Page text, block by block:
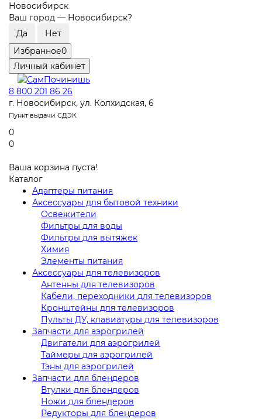
Новосибирск
Ваш город — Новосибирск?
Избранное0
Личный кабинет
8 800 201 86 26
г. Новосибирск, ул. Колхидская, 6
Пункт выдачи СДЭК
0
0
Ваша корзина пуста!
Каталог
Адаптеры питания
Аксессуары для бытовой техники
Освежители
Фильтры для воды
Фильтры для вытяжек
Химия
Элементы питания
Аксессуары для телевизоров
Антенны для телевизоров
Кабели, переходники для телевизоров
Кронштейны для телевизоров
Пульты ДУ, клавиатуры для телевизоров
Запчасти для аэрогрилей
Двигатели для аэрогрилей
Таймеры для аэрогрилей
Тэны для аэрогрилей
Запчасти для блендеров
Втулки для блендеров
Ножи для блендеров
Редукторы для блендеров